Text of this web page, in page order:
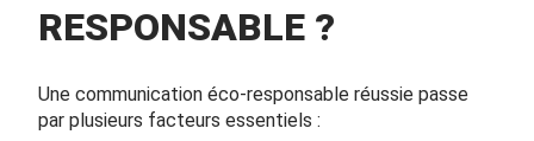
RESPONSABLE ?
Une communication éco-responsable réussie passe
par plusieurs facteurs essentiels :